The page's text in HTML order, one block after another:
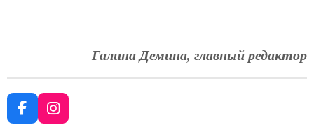
Галина Демина, главный редактор
F
a
I
n